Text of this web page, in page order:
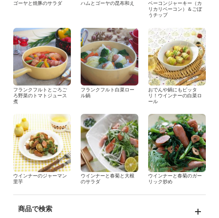
ゴーヤと焼豚のサラダ ハムとゴーヤの昆布和え
ベーコンジャーキー（カ
リカリベーコン）＆ごぼ
うチップ
フランクフルトとごろご
ろ野菜のトマトジュース
煮
フランクフルト白菜ロー
ル鍋
おでんや鍋にもピッタ
リ！ウインナーの白菜ロ
ール
ウインナーのジャーマン
里芋
ウインナーと春菊と大根
のサラダ
ウインナーと春菊のガー
リック炒め
商品で検索